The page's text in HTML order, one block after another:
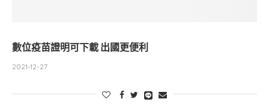
數位疫苗證明可下載 出國更便利
2021-12-27